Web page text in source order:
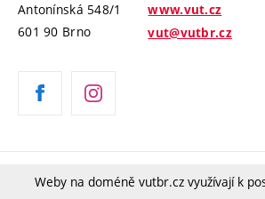
Antonínská 548/1
601 90 Brno
www.vut.cz
vut@vutbr.cz
Copyright © 2020 VUT
Weby na doméně vutbr.cz využívají k